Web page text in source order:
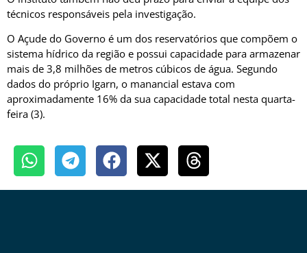
técnicos responsáveis pela investigação.
O Açude do Governo é um dos reservatórios que compõem o
sistema hídrico da região e possui capacidade para armazenar
mais de 3,8 milhões de metros cúbicos de água. Segundo
dados do próprio Igarn, o manancial estava com
aproximadamente 16% da sua capacidade total nesta quarta-
feira (3).